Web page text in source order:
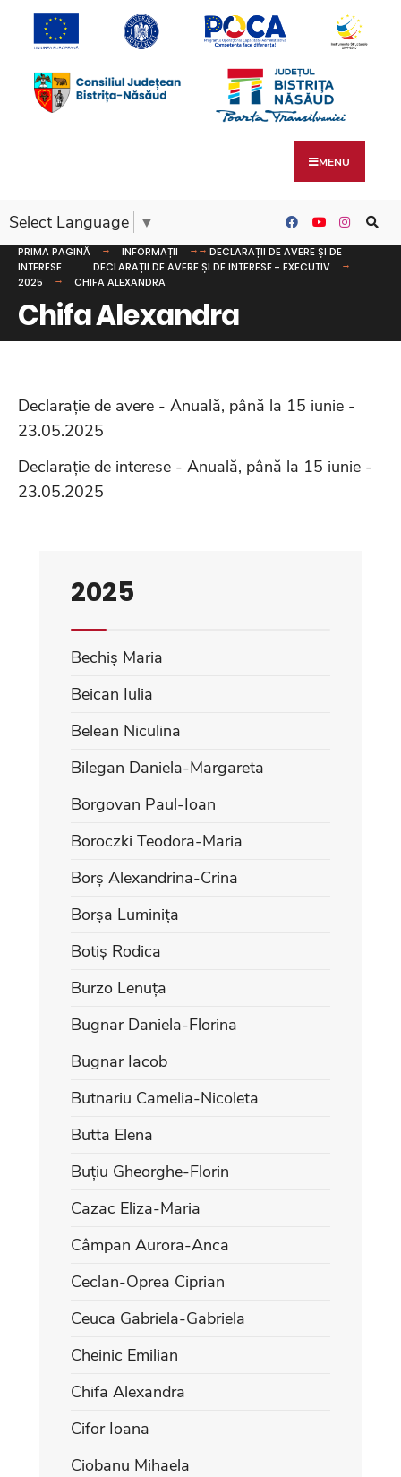
MENU
Select Language ▼
PRIMA PAGINĂ INFORMAȚII
DECLARAȚII DE AVERE ȘI DE
INTERESE
DECLARAȚII DE AVERE ȘI DE INTERESE - EXECUTIV
2025
CHIFA ALEXANDRA
Chifa Alexandra
Declarație de avere - Anuală, până la 15 iunie -
23.05.2025
Declarație de interese - Anuală, până la 15 iunie -
23.05.2025
2025
Bechiș Maria
Beican Iulia
Belean Niculina
Bilegan Daniela-Margareta
Borgovan Paul-Ioan
Boroczki Teodora-Maria
Borș Alexandrina-Crina
Borșa Luminița
Botiș Rodica
Burzo Lenuța
Bugnar Daniela-Florina
Bugnar Iacob
Butnariu Camelia-Nicoleta
Butta Elena
Buțiu Gheorghe-Florin
Cazac Eliza-Maria
Câmpan Aurora-Anca
Ceclan-Oprea Ciprian
Ceuca Gabriela-Gabriela
Cheinic Emilian
Chifa Alexandra
Cifor Ioana
Ciobanu Mihaela